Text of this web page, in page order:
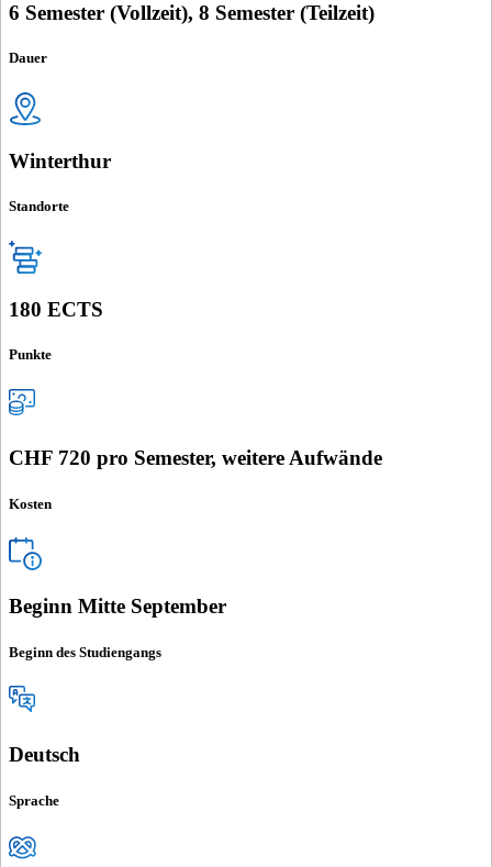
6 Semester (Vollzeit), 8 Semester (Teilzeit)
Dauer
Winterthur
Standorte
180 ECTS
Punkte
CHF 720 pro Semester, weitere Aufwände
Kosten
Beginn Mitte September
Beginn des Studiengangs
Deutsch
Sprache